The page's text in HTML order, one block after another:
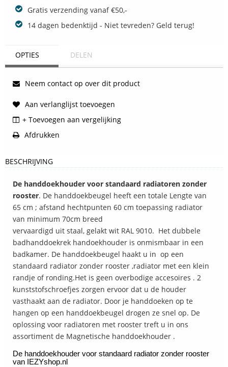
Gratis verzending vanaf €50,-
14 dagen bedenktijd - Niet tevreden? Geld terug!
OPTIES DELEN
Neem contact op over dit product
Aan verlanglijst toevoegen
+ Toevoegen aan vergelijking
Afdrukken
BESCHRIJVING
De handdoekhouder voor standaard radiatoren zonder
rooster. De handdoekbeugel heeft een totale Lengte van
65 cm ; afstand hechtpunten 60 cm toepassing radiator
van minimum 70cm breed
vervaardigd uit staal, gelakt wit RAL 9010. Het dubbele
badhanddoekrek handoekhouder is onmismbaar in een
badkamer. De handdoekbeugel haakt u in op een
standaard radiator zonder rooster ,radiator met een klein
randje of ronding.Het is geen overbodige accesoires . 2
kunststofschroefjes zorgen ervoor dat u de houder
vasthaakt aan de radiator. Door je handdoeken op te
hangen op een handdoekbeugel drogen ze snel op. De
oplossing voor radiatoren met rooster treft u in ons
assortiment de Magnetische handdoekhouder .
De handdoekhouder voor standaard radiator zonder rooster
van IEZYshop.nl